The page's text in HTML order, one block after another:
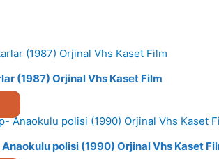
(1987) Orjinal Vhs Kaset Film
polisi (1990) Orjinal Vhs Kaset